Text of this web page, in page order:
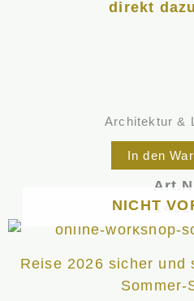
direkt
Architektur &
In den
NICHT
Reise 2026 sicher und
Sommer-